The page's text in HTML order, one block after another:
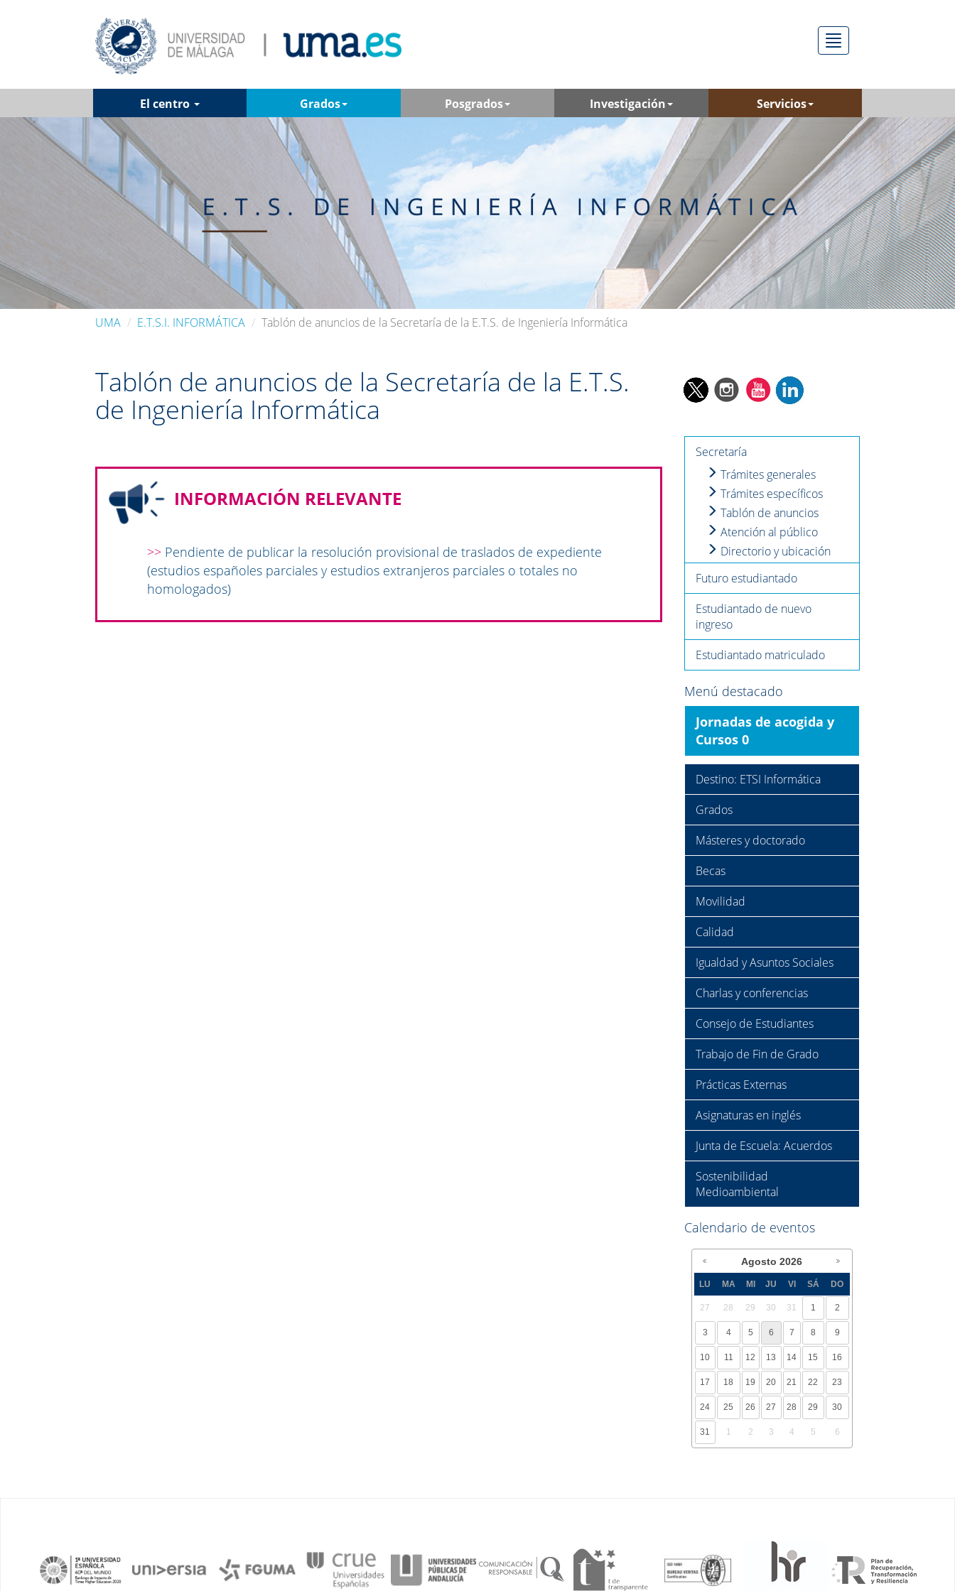
Menú
El centro Grados Posgrados Investigación Servicios
UMA E.T.S.I. INFORMÁTICA Tablón de anuncios de la Secretaría de la E.T.S. de Ingeniería Informática
Tablón de anuncios de la Secretaría de la E.T.S.
de Ingeniería Informática
INFORMACIÓN RELEVANTE
>> Pendiente de publicar la resolución provisional de traslados de expediente
(estudios españoles parciales y estudios extranjeros parciales o totales no
homologados)
Secretaría
Trámites generales
Trámites específicos
Tablón de anuncios
Atención al público
Directorio y ubicación
Futuro estudiantado
Estudiantado de nuevo
ingreso
Estudiantado matriculado
Menú destacado
Jornadas de acogida y
Cursos 0
Destino: ETSI Informática
Grados
Másteres y doctorado
Becas
Movilidad
Calidad
Igualdad y Asuntos Sociales
Charlas y conferencias
Consejo de Estudiantes
Trabajo de Fin de Grado
Prácticas Externas
Asignaturas en inglés
Junta de Escuela: Acuerdos
Sostenibilidad
Medioambiental
Calendario de eventos
Agosto 2026
LU MA MI JU VI SÁ DO
27 28 29 30 31 1 2
3 4 5 6 7 8 9
10 11 12 13 14 15 16
17 18 19 20 21 22 23
24 25 26 27 28 29 30
31 1 2 3 4 5 6